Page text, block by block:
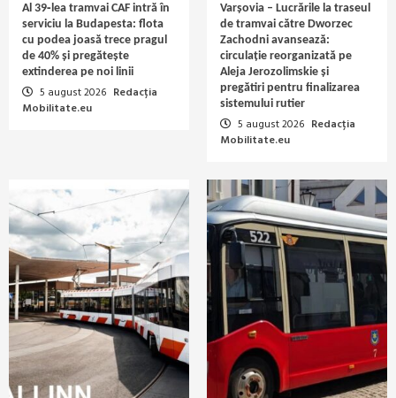
Al 39‑lea tramvai CAF intră în
serviciu la Budapesta: flota
cu podea joasă trece pragul
de 40% și pregătește
extinderea pe noi linii
5 august 2026 Redacția
Mobilitate.eu
Varșovia – Lucrările la traseul
de tramvai către Dworzec
Zachodni avansează:
circulație reorganizată pe
Aleja Jerozolimskie și
pregătiri pentru finalizarea
sistemului rutier
5 august 2026 Redacția
Mobilitate.eu